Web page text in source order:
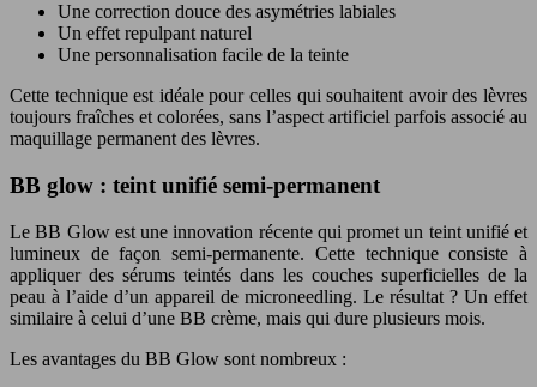
Une correction douce des asymétries labiales
Un effet repulpant naturel
Une personnalisation facile de la teinte
Cette technique est idéale pour celles qui souhaitent avoir des lèvres
toujours fraîches et colorées, sans l’aspect artificiel parfois associé au
maquillage permanent des lèvres.
BB glow : teint unifié semi-permanent
Le BB Glow est une innovation récente qui promet un teint unifié et
lumineux de façon semi-permanente. Cette technique consiste à
appliquer des sérums teintés dans les couches superficielles de la
peau à l’aide d’un appareil de microneedling. Le résultat ? Un effet
similaire à celui d’une BB crème, mais qui dure plusieurs mois.
Les avantages du BB Glow sont nombreux :